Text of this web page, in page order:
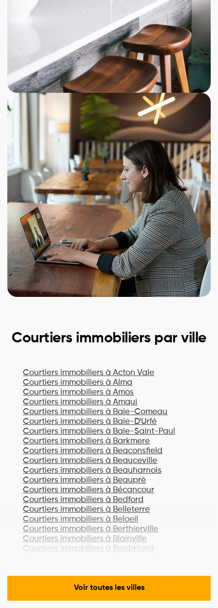
Courtiers immobiliers par ville
Courtiers immobiliers à Acton Vale
Courtiers immobiliers à Alma
Courtiers immobiliers à Amos
Courtiers immobiliers à Amqui
Courtiers immobiliers à Baie-Comeau
Courtiers immobiliers à Baie-D'Urfé
Courtiers immobiliers à Baie-Saint-Paul
Courtiers immobiliers à Barkmere
Courtiers immobiliers à Beaconsfield
Courtiers immobiliers à Beauceville
Courtiers immobiliers à Beauharnois
Courtiers immobiliers à Beaupré
Courtiers immobiliers à Bécancour
Courtiers immobiliers à Bedford
Courtiers immobiliers à Belleterre
Courtiers immobiliers à Beloeil
Courtiers immobiliers à Berthierville
Courtiers immobiliers à Blainville
Courtiers immobiliers à Boisbriand
Courtiers immobiliers à Boucherville
Courtiers immobiliers à
Lac-Brome
Voir toutes les villes